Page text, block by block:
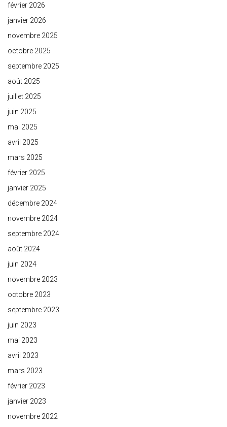
février 2026
janvier 2026
novembre 2025
octobre 2025
septembre 2025
août 2025
juillet 2025
juin 2025
mai 2025
avril 2025
mars 2025
février 2025
janvier 2025
décembre 2024
novembre 2024
septembre 2024
août 2024
juin 2024
novembre 2023
octobre 2023
septembre 2023
juin 2023
mai 2023
avril 2023
mars 2023
février 2023
janvier 2023
novembre 2022